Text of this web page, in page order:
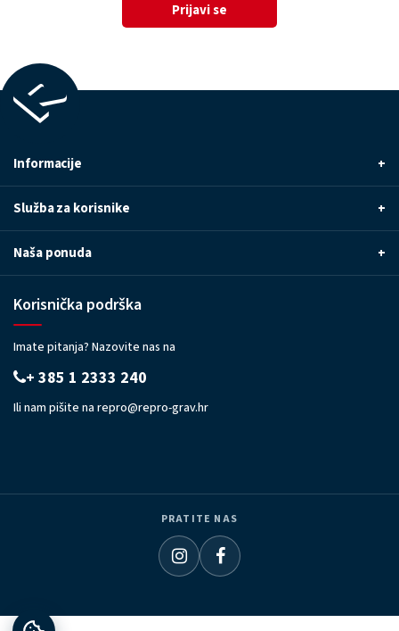
Prijavi se
Informacije +
Služba za korisnike +
Naša ponuda +
Korisnička podrška
Imate pitanja? Nazovite nas na
+ 385 1 2333 240
Ili nam pišite na repro@repro-grav.hr
PRATITE NAS